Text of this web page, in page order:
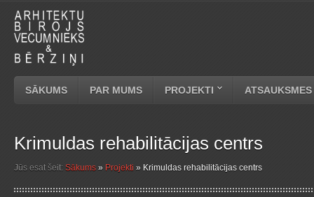
SĀKUMS PAR MUMS PROJEKTI ATSAUKSMES
Krimuldas rehabilitācijas centrs
Jūs esat šeit: Sākums » Projekti » Krimuldas rehabilitācijas centrs